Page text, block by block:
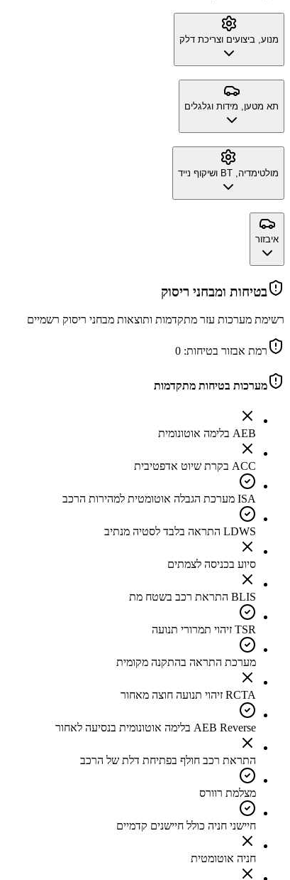
מנוע, ביצועים וצריכת דלק
תא מטען, מידות וגלגלים
מולטימדיה, BT ושיקוף נייד
איבזור
בטיחות ומבחני ריסוק
רשימת מערכות עזר מתקדמות ותוצאות מבחני ריסוק רשמיים
רמת אבזור בטיחות: 0
מערכות בטיחות מתקדמות
AEB בלימה אוטונומית
ACC בקרת שיוט אדפטיבית
ISA מערכת הגבלה אוטומטית למהירות הרכב
LDWS התראה בלבד לסטיה מנתיב
סיוע בכניסה לצמתים
BLIS התראת רכב בשטח מת
TSR זיהוי תמרורי תנועה
מערכת התראה בהתקנה מקומית
RCTA זיהוי תנועה חוצה מאחור
AEB Reverse בלימה אוטונומית בנסיעה לאחור
התראת רכב חולף בפתיחת דלת של הרכב
מצלמת רוורס
חיישני חניה כולל חיישנים קדמיים
חניה אוטומטית